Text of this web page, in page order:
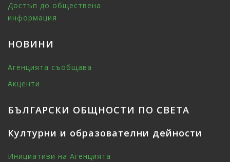
Достъп до обществена
информация
НОВИНИ
Агенцията съобщава
Акценти
БЪЛГАРСКИ ОБЩНОСТИ ПО СВЕТА
Културни и образователни дейности
Инициативи на Агенцията